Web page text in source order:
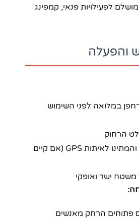
לפעילויות פנאי, קמפינג
והפעלה
במלואה לפני השימוש
הרחוק
הפעילו את הרחפן והמתינו לאיתות GPS (אם קיים
ישר ואופקי
פתוחים הרחק מאנשים